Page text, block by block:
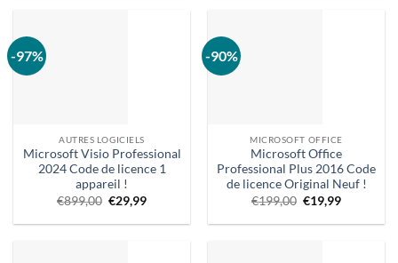
-97%
AUTRES LOGICIELS
Microsoft Visio Professional
2024 Code de licence 1
appareil !
€899,00 Prix
d'origine
était
€29,99Le
actuel
-90%
MICROSOFT OFFICE
Microsoft Office
Professional Plus 2016 Code
de licence Original Neuf !
€199,00 Le
prix
d'origine
€19,99Prix
: